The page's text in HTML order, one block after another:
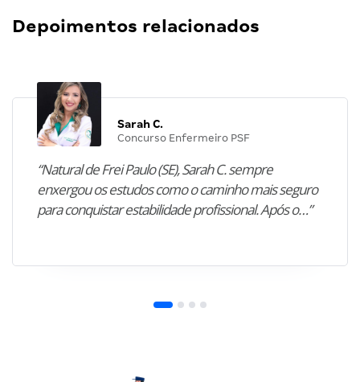
Depoimentos relacionados
Sarah C.
Concurso Enfermeiro PSF
“Natural de Frei Paulo (SE), Sarah C. sempre
enxergou os estudos como o caminho mais seguro
para conquistar estabilidade profissional. Após o…”